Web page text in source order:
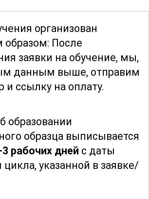
важные аспекты, как
и организация работы,
запчастей и
будут рассмотрены
предприятия, что
улучшению общей
и эффективности работы
Участники получат
о том, как
организован
После
заявки на обучение, мы,
данным выше, отправим
и ссылку на оплату.
образовании
образца выписывается
3 рабочих дней с даты
указанной в заявке/